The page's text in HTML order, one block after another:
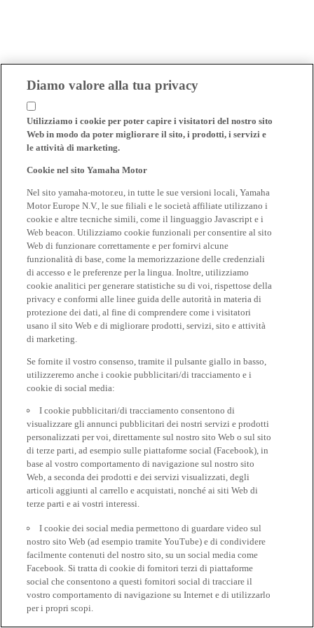
Diamo valore alla tua privacy
Utilizziamo i cookie per poter capire i visitatori del nostro sito
Web in modo da poter migliorare il sito, i prodotti, i servizi e
le attività di marketing.
Cookie nel sito Yamaha Motor
Nel sito yamaha-motor.eu, in tutte le sue versioni locali, Yamaha
Motor Europe N.V., le sue filiali e le società affiliate utilizzano i
cookie e altre tecniche simili, come il linguaggio Javascript e i
Web beacon. Utilizziamo cookie funzionali per consentire al sito
Web di funzionare correttamente e per fornirvi alcune
funzionalità di base, come la memorizzazione delle credenziali
di accesso e le preferenze per la lingua. Inoltre, utilizziamo
cookie analitici per generare statistiche su di voi, rispettose della
privacy e conformi alle linee guida delle autorità in materia di
protezione dei dati, al fine di comprendere come i visitatori
usano il sito Web e di migliorare prodotti, servizi, sito e attività
di marketing.
Se fornite il vostro consenso, tramite il pulsante giallo in basso,
utilizzeremo anche i cookie pubblicitari/di tracciamento e i
cookie di social media:
I cookie pubblicitari/di tracciamento consentono di
visualizzare gli annunci pubblicitari dei nostri servizi e prodotti
personalizzati per voi, direttamente sul nostro sito Web o sul sito
di terze parti, ad esempio sulle piattaforme social (Facebook), in
base al vostro comportamento di navigazione sul nostro sito
Web, a seconda dei prodotti e dei servizi visualizzati, degli
articoli aggiunti al carrello e acquistati, nonché ai siti Web di
terze parti e ai vostri interessi.
I cookie dei social media permettono di guardare video sul
nostro sito Web (ad esempio tramite YouTube) e di condividere
facilmente contenuti del nostro sito, su un social media come
Facebook. Si tratta di cookie di fornitori terzi di piattaforme
social che consentono a questi fornitori social di tracciare il
vostro comportamento di navigazione su Internet e di utilizzarlo
per i propri scopi.